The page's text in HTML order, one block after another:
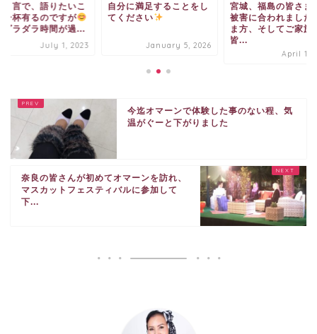
り言で、語りたいこ
一杯有るのですが
ダラダラ時間が過...
July 1, 2023
自分に満足することをし
てください
January 5, 2026
宮城、福島の皆さま
被害に合われました
ま方、そしてご家族
皆...
April 11,
今迄オマーンで体験した事のない程、気
温がぐーと下がりました
奈良の皆さんが初めてオマーンを訪れ、
マスカットフェスティバルに参加して
下...